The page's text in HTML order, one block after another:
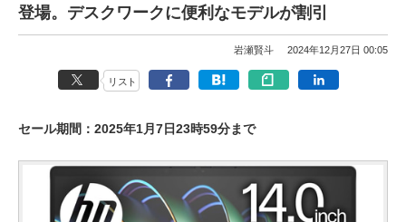
登場。デスクワークに便利なモデルが割引
岩瀬賢斗 2024年12月27日 00:05
リスト
セール期間：2025年1月7日23時59分まで